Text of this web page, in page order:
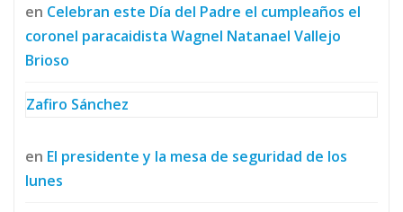
en Celebran este Día del Padre el cumpleaños el
coronel paracaidista Wagnel Natanael Vallejo
Brioso
Zafiro Sánchez
en El presidente y la mesa de seguridad de los
lunes